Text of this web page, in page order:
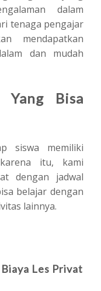
dalam
tenaga pengajar
mendapatkan
dan mudah
Yang Bisa
siswa memiliki
itu, kami
dengan jadwal
belajar dengan
lainnya.
Les Privat